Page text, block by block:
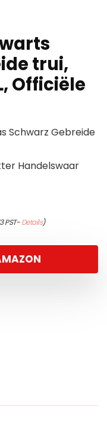
trui,
Officiële
Schwarz Gebreide
Handelswaar
PST-Details)